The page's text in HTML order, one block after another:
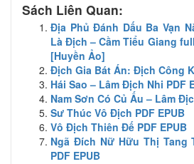
Sách Liên Quan:
Địa Phủ Đánh Dấu Ba Vạn
Là Địch – Cầm Tiểu Giang
[Huyền Ảo]
Địch Gia Bát Án: Địch Công
Hái Sao – Lâm Địch Nhi PDF
Nam Sơn Có Củ Ấu – Lâm
Sư Thúc Vô Địch PDF EPUB
Vô Địch Thiên Đế PDF EPUB
Ngã Đích Nữ Hữu Thị Tang
PDF EPUB